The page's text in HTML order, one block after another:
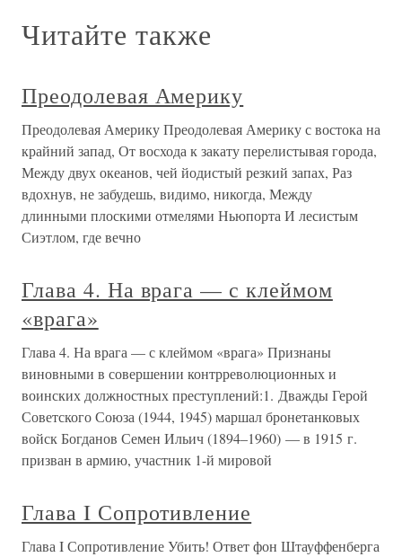
Читайте также
Преодолевая Америку
Преодолевая Америку Преодолевая Америку с востока на
крайний запад, От восхода к закату перелистывая города,
Между двух океанов, чей йодистый резкий запах, Раз
вдохнув, не забудешь, видимо, никогда, Между
длинными плоскими отмелями Ньюпорта И лесистым
Сиэтлом, где вечно
Глава 4. На врага — с клеймом
«врага»
Глава 4. На врага — с клеймом «врага» Признаны
виновными в совершении контрреволюционных и
воинских должностных преступлений:1. Дважды Герой
Советского Союза (1944, 1945) маршал бронетанковых
войск Богданов Семен Ильич (1894–1960) — в 1915 г.
призван в армию, участник 1-й мировой
Глава I Сопротивление
Глава I Сопротивление Убить! Ответ фон Штауффенберга